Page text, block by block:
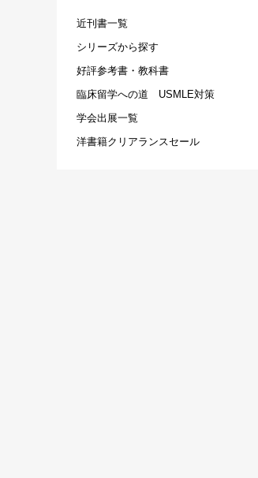
近刊書一覧
シリーズから探す
好評参考書・教科書
臨床留学への道 USMLE対策
学会出展一覧
洋書籍クリアランスセール